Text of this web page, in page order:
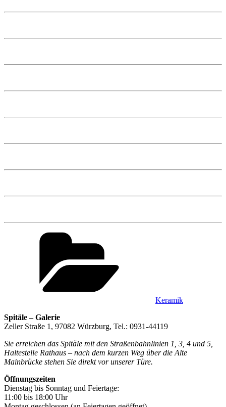
Keramik
Spitäle – Galerie
Zeller Straße 1, 97082 Würzburg, Tel.: 0931-44119
Sie erreichen das Spitäle mit den Straßenbahnlinien 1, 3, 4 und 5,
Haltestelle Rathaus – nach dem kurzen Weg über die Alte
Mainbrücke stehen Sie direkt vor unserer Türe.
Öffnungszeiten
Dienstag bis Sonntag und Feiertage:
11:00 bis 18:00 Uhr